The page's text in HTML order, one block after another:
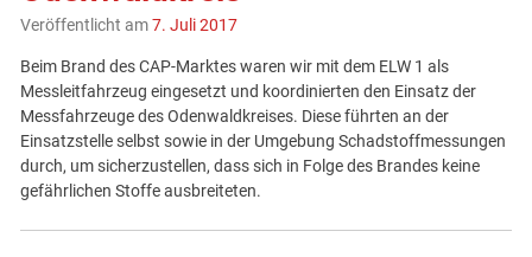
Veröffentlicht am7. Juli 2017
Beim Brand des CAP-Marktes waren wir mit dem ELW 1 als
Messleitfahrzeug eingesetzt und koordinierten den Einsatz der
Messfahrzeuge des Odenwaldkreises. Diese führten an der
Einsatzstelle selbst sowie in der Umgebung Schadstoffmessungen
durch, um sicherzustellen, dass sich in Folge des Brandes keine
gefährlichen Stoffe ausbreiteten.